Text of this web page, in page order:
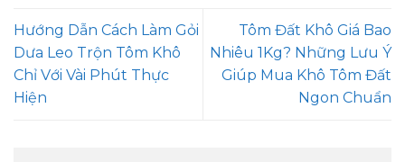
Hướng Dẫn Cách Làm Gỏi
Dưa Leo Trộn Tôm Khô
Chỉ Với Vài Phút Thực
Hiện
Tôm Đất Khô Giá Bao
Nhiêu 1Kg? Những Lưu Ý
Giúp Mua Khô Tôm Đất
Ngon Chuẩn